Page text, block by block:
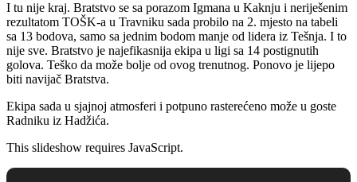
I tu nije kraj. Bratstvo se sa porazom Igmana u Kaknju i neriješenim
rezultatom TOŠK-a u Travniku sada probilo na 2. mjesto na tabeli
sa 13 bodova, samo sa jednim bodom manje od lidera iz Tešnja. I to
nije sve. Bratstvo je najefikasnija ekipa u ligi sa 14 postignutih
golova. Teško da može bolje od ovog trenutnog. Ponovo je lijepo
biti navijač Bratstva.
Ekipa sada u sjajnoj atmosferi i potpuno rasterećeno može u goste
Radniku iz Hadžića.
This slideshow requires JavaScript.